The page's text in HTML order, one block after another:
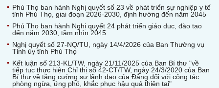
Phú Thọ ban hành Nghị quyết số 23 về phát triển sự nghiệp y tế
tỉnh Phú Thọ, giai đoạn 2026-2030, định hướng đến năm 2045
Phú Thọ ban hành Nghị quyết 24 phát triển giáo dục, đào tạo
đến năm 2030, tầm nhìn 2045
Nghị quyết số 27-NQ/TU, ngày 14/4/2026 của Ban Thường vụ
Tỉnh ủy tỉnh Phú Thọ
Kết luận số 213-KL/TW, ngày 21/11/2025 của Ban Bí thư "về
tiếp tục thực hiện Chỉ thị số 42-CT/TW, ngày 24/3/2020 của Ban
Bí thư về tăng cường sự lãnh đạo của Đảng đối với công tác
phòng ngừa, ứng phó, khắc phục hậu quả thiên tai"